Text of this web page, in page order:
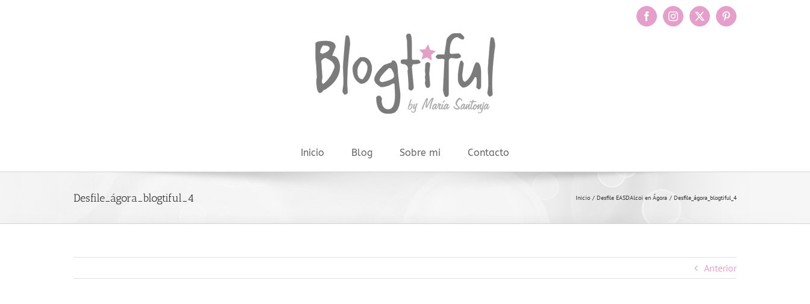
FacebookInstagram
X Pinterest
Inicio Blog Sobre mi Contacto
Desfile_ágora_blogtiful_4 Inicio Desfile EASDAlcoi en Ágora Desfile_ágora_blogtiful_4
Anterior